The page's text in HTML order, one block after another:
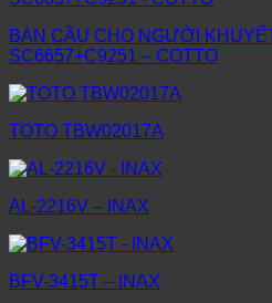
BÀN CẦU CHO NGƯỜI
SC6657+C9251 – COTTO
TOTO TBW02017A
AL-2216V – INAX
BFV-3415T – INAX